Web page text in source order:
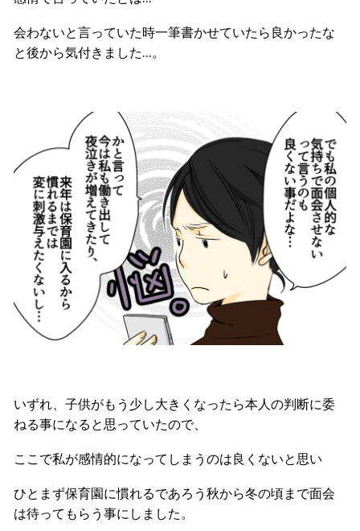
会わないと言っていた時一筆書かせていたら良かったな
と後から気付きました…。
いずれ、子供がもう少し大きくなったら本人の判断に委
ねる事になると思っていたので、
ここで私が感情的になってしまうのは良くないと思い
ひとまず保育園に慣れるであろう秋から冬の頃まで面会
は待ってもらう事にしました。